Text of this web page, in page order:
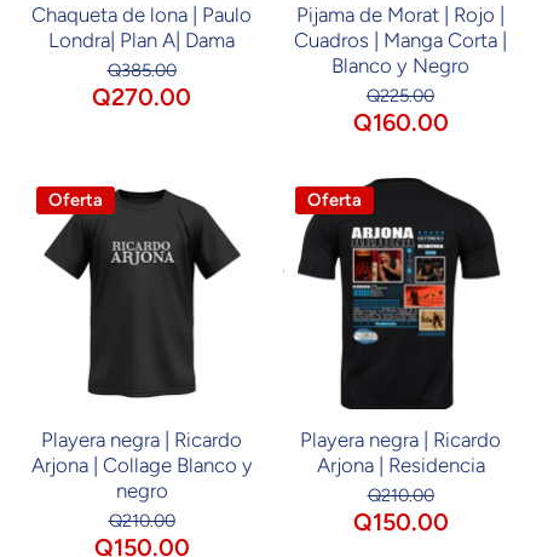
Chaqueta de lona | Paulo
Londra| Plan A| Dama
Q385.00
Q270.00
Pijama de Morat | Rojo |
Cuadros | Manga Corta |
Blanco y Negro
Q225.00
Q160.00
Oferta
Playera negra | Ricardo
Arjona | Collage Blanco y
negro
Q210.00
Q150.00
Oferta
Playera negra | Ricardo
Arjona | Residencia
Q210.00
Q150.00